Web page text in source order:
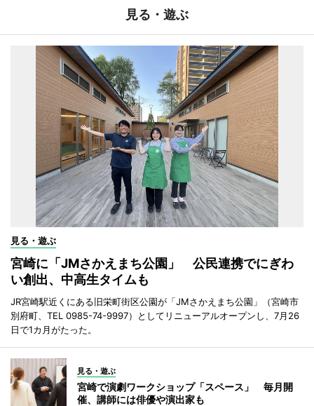
見る・遊ぶ
見る・遊ぶ
宮崎に「JMさかえまち公園」 公民連携でにぎわ
い創出、中高生タイムも
JR宮崎駅近くにある旧栄町街区公園が「JMさかえまち公園」（宮崎市
別府町、TEL 0985-74-9997）としてリニューアルオープンし、7月26
日で1カ月がたった。
見る・遊ぶ
宮崎で演劇ワークショップ「スペース」 毎月開
催、講師には俳優や演出家も